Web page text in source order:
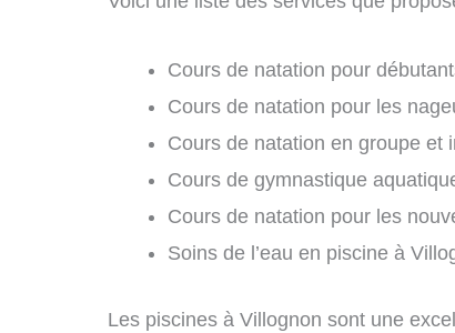
Cours de natation pour
Cours de natation pour les
Cours de natation en groupe et
Cours de gymnastique
Cours de natation pour les
Soins de l’eau en piscine à
Les piscines à Villognon sont une